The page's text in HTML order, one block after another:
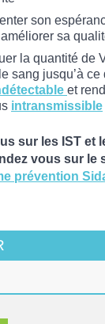
son
sa
la quantité de
sang jusqu’à ce
et
intransmissible
sur les IST et
vous sur le
prévention